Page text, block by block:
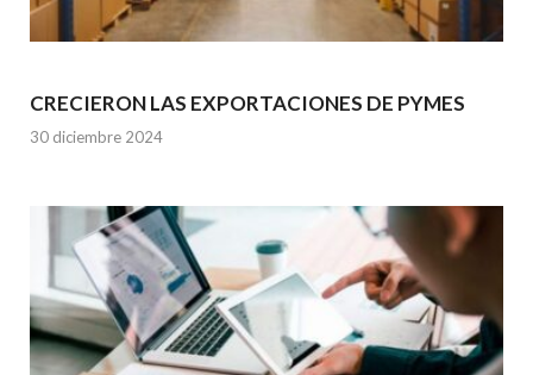
CRECIERON LAS EXPORTACIONES DE PYMES
30 diciembre 2024